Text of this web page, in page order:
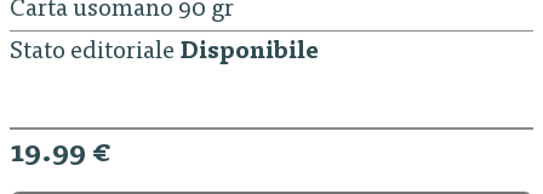
Carta usomano 90 gr
Stato editoriale Disponibile
19.99 €